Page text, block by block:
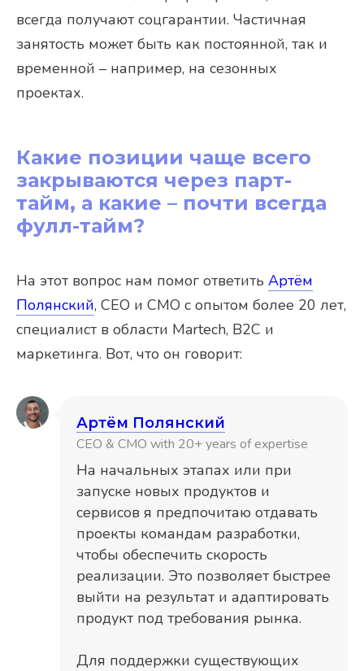
всегда получают соцгарантии. Частичная
занятость может быть как постоянной, так и
временной – например, на сезонных
проектах.
Какие позиции чаще всего
закрываются через парт-
тайм, а какие – почти всегда
фулл-тайм?
На этот вопрос нам помог ответить Артём
Полянский, CEO и CMO с опытом более 20 лет,
специалист в области Martech, B2C и
маркетинга. Вот, что он говорит:
Артём Полянский
CEO & CMO with 20+ years of expertise
На начальных этапах или при
запуске новых продуктов и
сервисов я предпочитаю отдавать
проекты командам разработки,
чтобы обеспечить скорость
реализации. Это позволяет быстрее
выйти на результат и адаптировать
продукт под требования рынка.
Для поддержки существующих